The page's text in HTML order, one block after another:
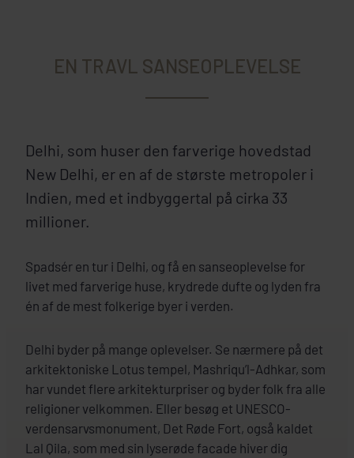
EN TRAVL SANSEOPLEVELSE
Delhi, som huser den farverige hovedstad
New Delhi, er en af de største metropoler i
Indien, med et indbyggertal på cirka 33
millioner.
Spadsér en tur i Delhi, og få en sanseoplevelse for
livet med farverige huse, krydrede dufte og lyden fra
én af de mest folkerige byer i verden.
Delhi byder på mange oplevelser. Se nærmere på det
arkitektoniske Lotus tempel, Mashriqu’l-Adhkar, som
har vundet flere arkitekturpriser og byder folk fra alle
religioner velkommen. Eller besøg et UNESCO-
verdensarvsmonument, Det Røde Fort, også kaldet
Lal Qila, som med sin lyserøde facade hiver dig